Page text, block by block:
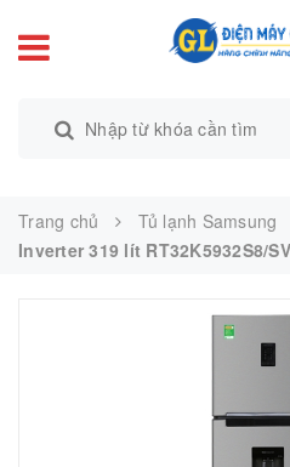
Trang chủ Tủ lạnh Samsung
Inverter 319 lít RT32K5932S8/SV